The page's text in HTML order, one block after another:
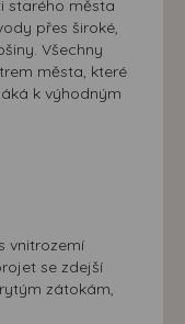
starého města
přes široké,
Všechny
města, které
k výhodným
vnitrozemí
se zdejší
zátokám,